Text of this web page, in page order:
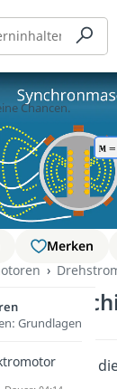
Merken
Inhalte in
Chancen.
Grundlagen